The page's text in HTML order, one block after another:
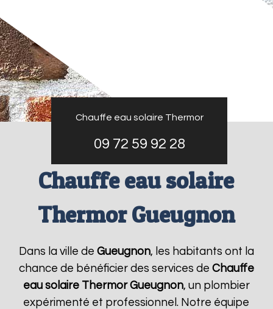
Chauffe eau solaire Thermor
09 72 59 92 28
Chauffe eau solaire
Thermor Gueugnon
Dans la ville de Gueugnon, les habitants ont la
chance de bénéficier des services de Chauffe
eau solaire Thermor Gueugnon, un plombier
expérimenté et professionnel. Notre équipe